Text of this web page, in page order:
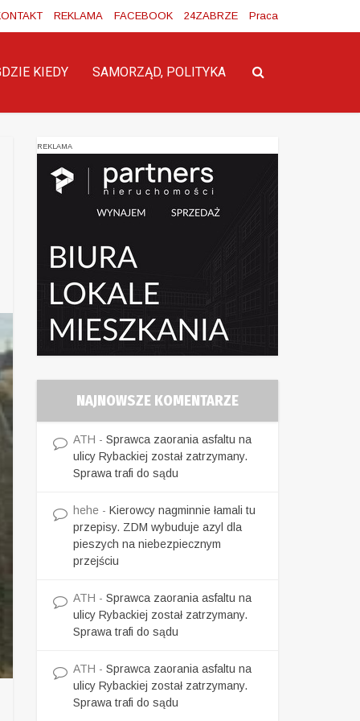
REKLAMA FACEBOOK 24ZABRZE Praca
KIEDY SAMORZĄD, POLITYKA
REKLAMA
NAJNOWSZE KOMENTARZE
ATH - Sprawca zaorania asfaltu na
ulicy Rybackiej został zatrzymany.
Sprawa trafi do sądu
hehe - Kierowcy nagminnie łamali tu
przepisy. ZDM wybuduje azyl dla
pieszych na niebezpiecznym
przejściu
ATH - Sprawca zaorania asfaltu na
ulicy Rybackiej został zatrzymany.
Sprawa trafi do sądu
ATH - Sprawca zaorania asfaltu na
ulicy Rybackiej został zatrzymany.
Sprawa trafi do sądu